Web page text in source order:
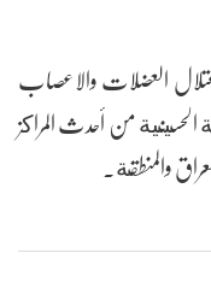
العضلات والاعصاب
من أحدث المراكز
والمنطقة.